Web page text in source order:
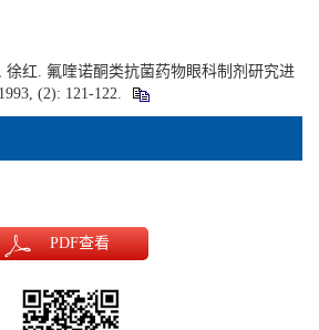
徐红. 氟喹诺酮类抗菌药物眼科制剂研究进
(2): 121-122.
PDF查看